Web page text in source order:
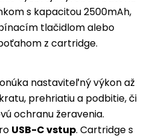
s kapacitou 2500mAh,
tlačidlom alebo
z cartridge.
nastaviteľný výkon až
prehriatiu a podbitie, či
ochranu žeravenia.
USB-C vstup. Cartridge s